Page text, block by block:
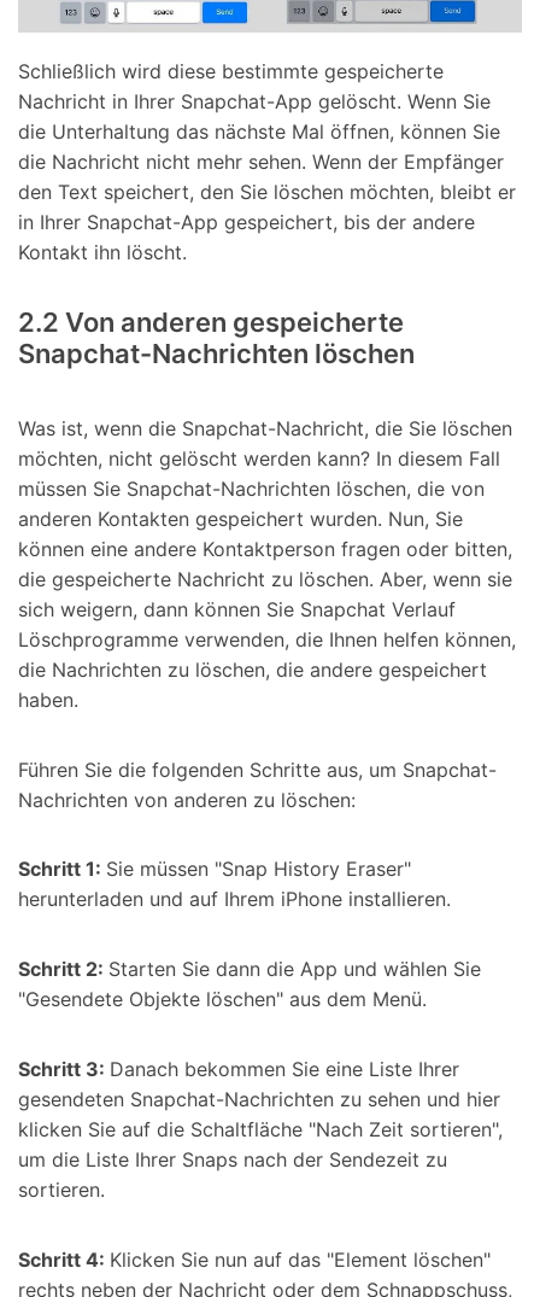
Schließlich wird diese bestimmte gespeicherte
Nachricht in Ihrer Snapchat-App gelöscht. Wenn Sie
die Unterhaltung das nächste Mal öffnen, können Sie
die Nachricht nicht mehr sehen. Wenn der Empfänger
den Text speichert, den Sie löschen möchten, bleibt er
in Ihrer Snapchat-App gespeichert, bis der andere
Kontakt ihn löscht.
2.2 Von anderen gespeicherte
Snapchat-Nachrichten löschen
Was ist, wenn die Snapchat-Nachricht, die Sie löschen
möchten, nicht gelöscht werden kann? In diesem Fall
müssen Sie Snapchat-Nachrichten löschen, die von
anderen Kontakten gespeichert wurden. Nun, Sie
können eine andere Kontaktperson fragen oder bitten,
die gespeicherte Nachricht zu löschen. Aber, wenn sie
sich weigern, dann können Sie Snapchat Verlauf
Löschprogramme verwenden, die Ihnen helfen können,
die Nachrichten zu löschen, die andere gespeichert
haben.
Führen Sie die folgenden Schritte aus, um Snapchat-
Nachrichten von anderen zu löschen:
Schritt 1: Sie müssen "Snap History Eraser"
herunterladen und auf Ihrem iPhone installieren.
Schritt 2: Starten Sie dann die App und wählen Sie
"Gesendete Objekte löschen" aus dem Menü.
Schritt 3: Danach bekommen Sie eine Liste Ihrer
gesendeten Snapchat-Nachrichten zu sehen und hier
klicken Sie auf die Schaltfläche "Nach Zeit sortieren",
um die Liste Ihrer Snaps nach der Sendezeit zu
sortieren.
Schritt 4: Klicken Sie nun auf das "Element löschen"
rechts neben der Nachricht oder dem Schnappschuss,